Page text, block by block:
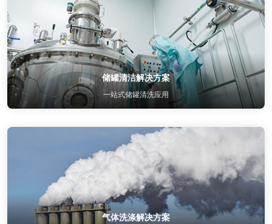
储罐清洁解决方案
一站式储罐清洗应用
气体洗涤解决方案